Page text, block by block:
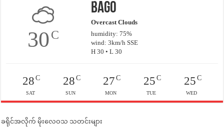
30C
Bago
Overcast Clouds
humidity: 75%
wind: 3km/h SSE
H 30 • L 30
28C
SAT
28C
SUN
27 C
MON
25C
TUE
25C
WED
ခရိုင်အလိုက် မိုးလေဝသ သတင်းများ